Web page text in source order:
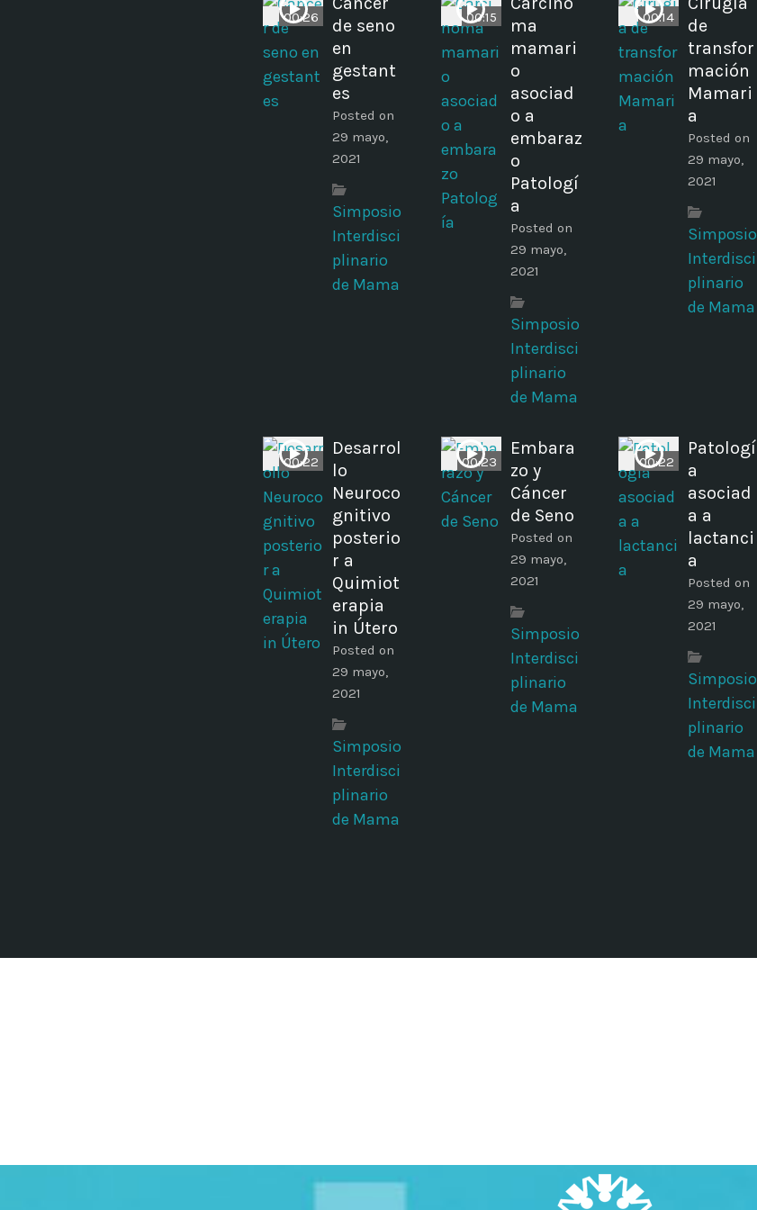
00:26
de seno
en
gestant
es
Posted on
29 mayo,
2021
Simposio
Interdisci
plinario
de Mama
00:15
ma
mamari
o
asociad
o a
embaraz
o
Patologí
a
Posted on
29 mayo,
2021
Simposio
Interdisci
plinario
de Mama
00:14
de
transfor
mación
Mamari
a
Posted on
29 mayo,
2021
Simposio
Interdisci
plinario
de Mama
00:22
Desarrol
lo
Neuroco
gnitivo
posterio
r a
Quimiot
erapia
in Útero
Posted on
29 mayo,
2021
Simposio
Interdisci
plinario
de Mama
00:23
Embara
zo y
Cáncer
de Seno
Posted on
29 mayo,
2021
Simposio
Interdisci
plinario
de Mama
00:22
Patologí
a
asociad
a a
lactanci
a
Posted on
29 mayo,
2021
Simposio
Interdisci
plinario
de Mama